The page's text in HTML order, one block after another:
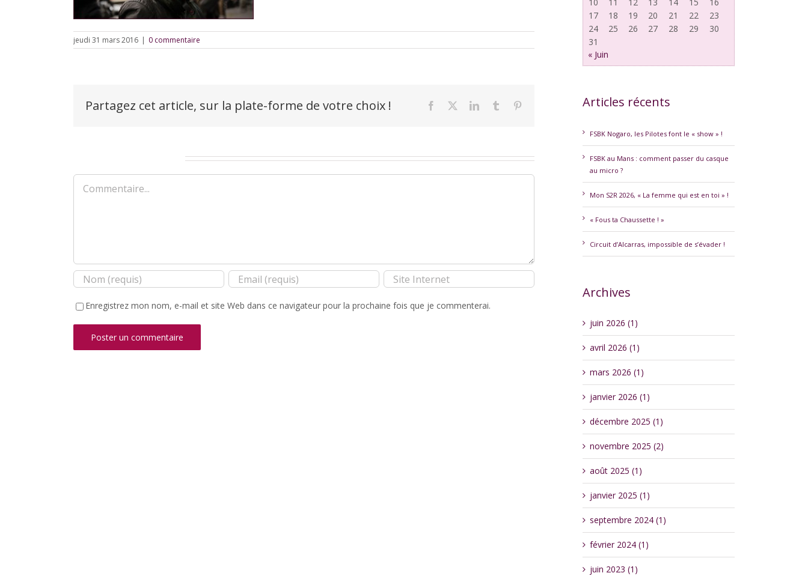
jeudi 31 mars 2016 | 0 commentaire
Partagez cet article, sur la plate-forme de votre choix ! Facebook LinkedInTumblr
Commentaire
Enregistrez mon nom, e-mail et site Web dans ce navigateur pour la prochaine fois que je commenterai.
17
18 19 20 21 22
23
24
25 26 27 28 29
30
31
« Juin
Articles récents
FSBK Nogaro, les Pilotes font le « show » !
FSBK au Mans : comment passer du casque
au micro ?
Mon S2R 2026, « La femme qui est en toi » !
« Fous ta Chaussette ! »
Circuit d’Alcarras, impossible de s’évader !
Archives
juin 2026 (1)
avril 2026 (1)
mars 2026 (1)
janvier 2026 (1)
décembre 2025 (1)
novembre 2025 (2)
août 2025 (1)
janvier 2025 (1)
septembre 2024 (1)
février 2024 (1)
juin 2023 (1)